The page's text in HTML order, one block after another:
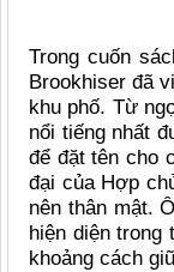
Trong cuốn sá
Brookhiserđã
khu phố. Từ
nổi tiếng nhất
để đặt tên cho
đại của Hợp
nên thân mật.
hiện diện trong
khoảng cách